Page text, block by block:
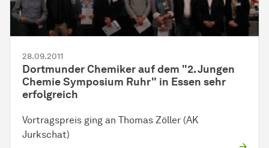
28.09.2011
Dortmunder Chemiker auf dem "2. Jungen
Chemie Symposium Ruhr" in Essen sehr
erfolgreich
Vortragspreis ging an Thomas Zöller (AK
Jurkschat)